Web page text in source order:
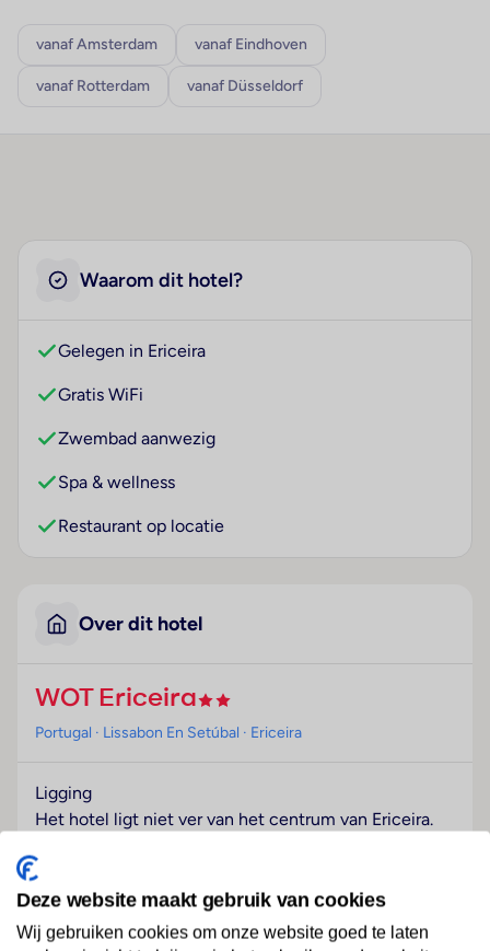
vanaf Amsterdam vanaf Eindhoven
vanaf Rotterdam vanaf Düsseldorf
Waarom dit hotel?
Gelegen in Ericeira
Gratis WiFi
Zwembad aanwezig
Spa & wellness
Restaurant op locatie
Over dit hotel
WOT Ericeira
Portugal · Lissabon En Setúbal · Ericeira
Ligging
Het hotel ligt niet ver van het centrum van Ericeira.
Hotelfaciliteiten
Er is keuze uit 24 kamers. Aan de receptie in de
ontvangsthal staat Engels- en Franstalig personeel
met raad en daad bij. Tot het serviceaanbod behoren
Deze website maakt gebruik van cookies
Wij gebruiken cookies om onze website goed te laten